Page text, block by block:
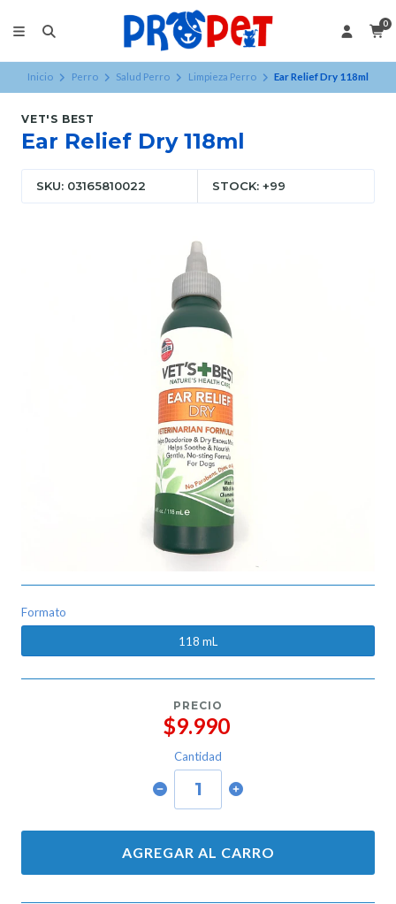
0
Inicio Perro Salud Perro Limpieza Perro Ear Relief Dry 118ml
VET'S BEST
Ear Relief Dry 118ml
SKU: 03165810022 STOCK: +99
Formato
118 mL
PRECIO
$9.990
Cantidad
AGREGAR AL CARRO